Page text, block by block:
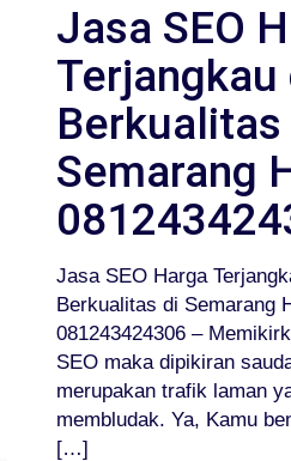
Jasa SEO
Terjangkau
Berkualitas
Semarang
Jasa SEO Harga
Berkualitas di Semarang
081243424306 –
SEO maka dipikiran
merupakan trafik laman
membludak. Ya, Kamu
[…]